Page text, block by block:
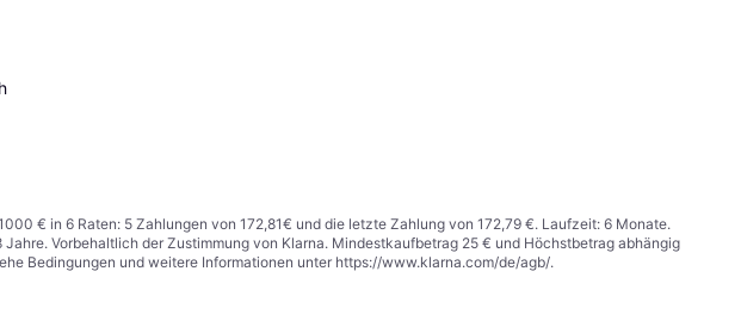
€ in 6 Raten: 5 Zahlungen von 172,81€ und die letzte Zahlung von 172,79 €. Laufzeit: 6 Monate.
Vorbehaltlich der Zustimmung von Klarna. Mindestkaufbetrag 25 € und Höchstbetrag abhängig
Bedingungen und weitere Informationen unter https://www.klarna.com/de/agb/.